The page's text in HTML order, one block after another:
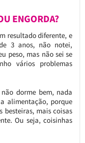
ENGORDA?
resultado diferente, e
3 anos, não notei,
peso, mas não sei se
vários problemas
dorme bem, nada
alimentação, porque
besteiras, mais coisas
Ou seja, coisinhas